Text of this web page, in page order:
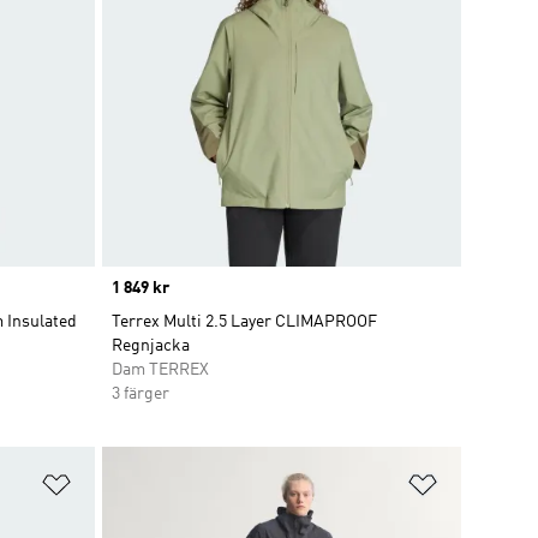
Insulated
Price
1 849 kr
Terrex Multi 2.5 Layer CLIMAPROOF
Regnjacka
Dam TERREX
3 färger